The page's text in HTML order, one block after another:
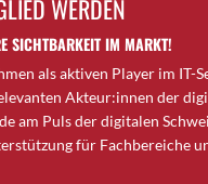
WERDEN
SICHTBARKEIT IM MARKT!
als aktiven Player im IT-
Akteur:innen der
am Puls der digitalen
für Fachbereiche